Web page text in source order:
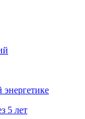
5 лет